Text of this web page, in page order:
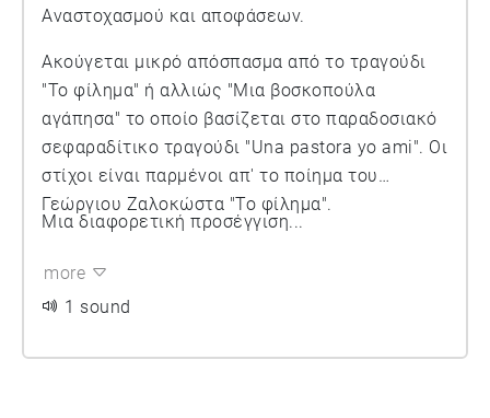
Αναστοχασμού και αποφάσεων.
Ακούγεται μικρό απόσπασμα από το τραγούδι
"Το φίλημα" ή αλλιώς "Μια βοσκοπούλα
αγάπησα" το οποίο βασίζεται στο παραδοσιακό
σεφαραδίτικο τραγούδι "Una pastora yo ami". Οι
στίχοι είναι παρμένοι απ' το ποίημα του
Γεώργιου Ζαλοκώστα "Το φίλημα".
Μια διαφορετική προσέγγιση...
more
1 sound